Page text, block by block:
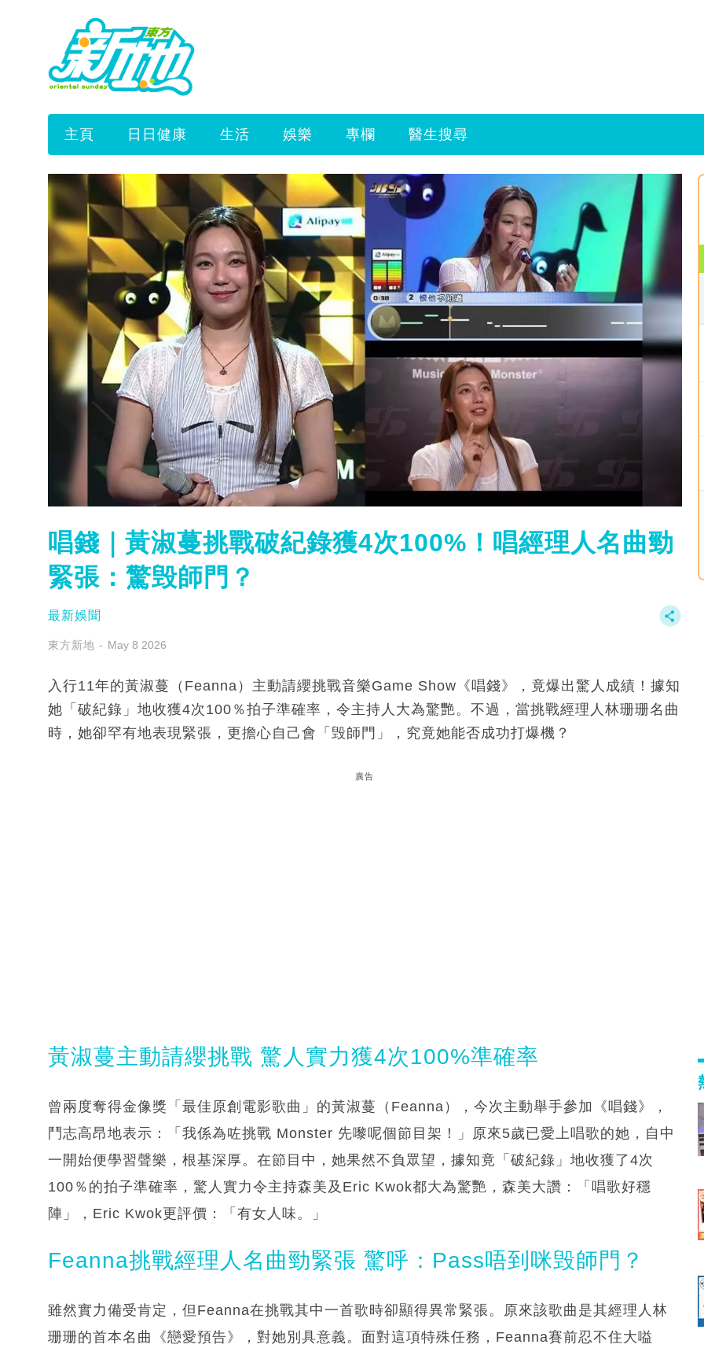
主頁 日日健康 生活 娛樂 專欄 醫生搜尋
唱錢｜黃淑蔓挑戰破紀錄獲4次100%！唱經理人名曲勁
緊張：驚毁師門？
最新娛聞
東方新地 May 8 2026
入行11年的黃淑蔓（Feanna）主動請纓挑戰音樂Game Show《唱錢》，竟爆出驚人成績！據知
她「破紀錄」地收獲4次100％拍子準確率，令主持人大為驚艷。不過，當挑戰經理人林珊珊名曲
時，她卻罕有地表現緊張，更擔心自己會「毁師門」，究竟她能否成功打爆機？
廣告
黃淑蔓主動請纓挑戰 驚人實力獲4次100%準確率
曾兩度奪得金像獎「最佳原創電影歌曲」的黃淑蔓（Feanna），今次主動舉手參加《唱錢》，
鬥志高昂地表示：「我係為咗挑戰 Monster 先嚟呢個節目架！」原來5歲已愛上唱歌的她，自中
一開始便學習聲樂，根基深厚。在節目中，她果然不負眾望，據知竟「破紀錄」地收獲了4次
100％的拍子準確率，驚人實力令主持森美及Eric Kwok都大為驚艷，森美大讚：「唱歌好穩
陣」，Eric Kwok更評價：「有女人味。」
Feanna挑戰經理人名曲勁緊張 驚呼：Pass唔到咪毁師門？
雖然實力備受肯定，但Feanna在挑戰其中一首歌時卻顯得異常緊張。原來該歌曲是其經理人林
珊珊的首本名曲《戀愛預告》，對她別具意義。面對這項特殊任務，Feanna賽前忍不住大嗌